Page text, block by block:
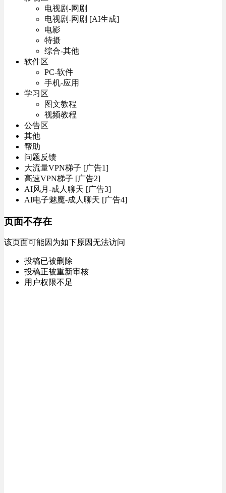
电视剧-网剧
电视剧-网剧 [AI生成]
电影
特摄
综合-其他
软件区
PC-软件
手机-应用
学习区
图文教程
视频教程
公告区
其他
帮助
问题反馈
大流量VPN梯子 [广告1]
高速VPN梯子 [广告2]
AI风月-成人聊天 [广告3]
AI电子魅魔-成人聊天 [广告4]
页面不存在
该页面可能因为如下原因无法访问
投稿已被删除
投稿正被重新审核
用户权限不足